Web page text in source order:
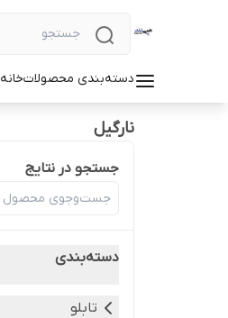
دسته‌بندی محصولاتخانه
نارگیل
جستجو در نتایج
دسته‌بندی
تابلو